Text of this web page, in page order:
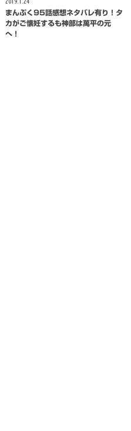
まんぷく95話感想ネタバレ有り！タ
カがご懐妊するも神部は萬平の元
へ！